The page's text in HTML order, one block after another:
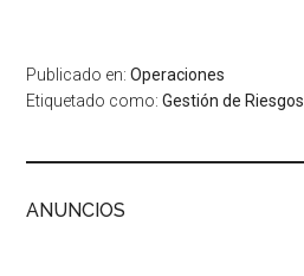
Publicado en:Operaciones
Etiquetado como:Gestión de Riesgos
ANUNCIOS